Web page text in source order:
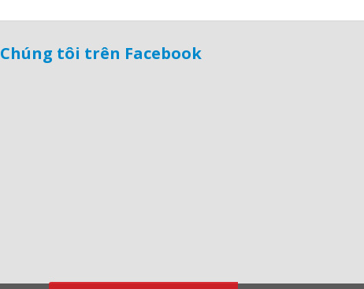
Chúng tôi trên Facebook